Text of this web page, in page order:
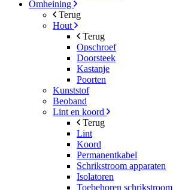
Omheining
Terug
Hout
Terug
Opschroef
Doorsteek
Kastanje
Poorten
Kunststof
Beoband
Lint en koord
Terug
Lint
Koord
Permanentkabel
Schrikstroom apparaten
Isolatoren
Toebehoren schrikstroom